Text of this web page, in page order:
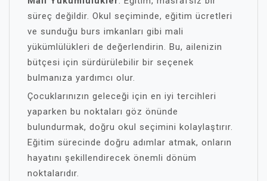
süreç değildir. Okul seçiminde, eğitim ücretleri
ve sunduğu burs imkanları gibi mali
yükümlülükleri de değerlendirin. Bu, ailenizin
bütçesi için sürdürülebilir bir seçenek
bulmanıza yardımcı olur.
Çocuklarınızın geleceği için en iyi tercihleri
yaparken bu noktaları göz önünde
bulundurmak, doğru okul seçimini kolaylaştırır.
Eğitim sürecinde doğru adımlar atmak, onların
hayatını şekillendirecek önemli dönüm
noktalarıdır.